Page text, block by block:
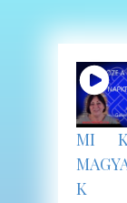
MI